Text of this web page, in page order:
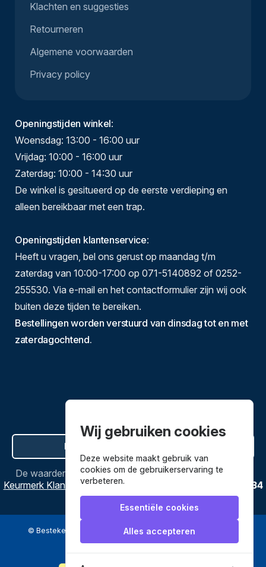
Klachten en suggesties
Retourneren
Algemene voorwaarden
Privacy policy
Openingstijden winkel:
Woensdag: 13:00 - 16:00 uur
Vrijdag: 10:00 - 16:00 uur
Zaterdag: 10:00 - 14:30 uur
De winkel is gesitueerd op de eerste verdieping en
alleen bereikbaar met een trap.
Openingstijden klantenservice:
Heeft u vragen, bel ons gerust op maandag t/m
zaterdag van 10:00-17:00 op 071-5140892 of 0252-
255530. Via e-mail en het contactformulier zijn wij ook
buiten deze tijden te bereiken.
Bestellingen worden verstuurd van dinsdag tot en met
zaterdagochtend.
Hier de overeenkomst ontbinden
De waardering vanBestekenpannen.nlbijWebwinkel
Keurmerk Klantbeoordelingen
3634
reviews.
© Bestekenpannen.nl 2026 een webshop van
Wij gebruiken cookies
Deze website maakt gebruik van
cookies om de gebruikerservaring te
verbeteren.
Essentiële cookies
Alles accepteren